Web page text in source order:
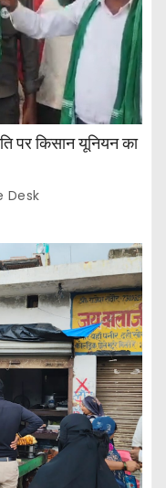
पर किसान यूनियन का
Desk